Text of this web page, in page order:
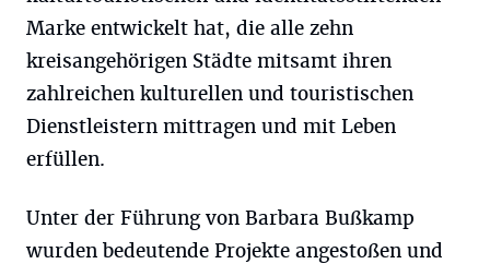
Marke entwickelt hat, die alle zehn
kreisangehörigen Städte mitsamt ihren
zahlreichen kulturellen und touristischen
Dienstleistern mittragen und mit Leben
erfüllen.
Unter der Führung von Barbara Bußkamp
wurden bedeutende Projekte angestoßen und